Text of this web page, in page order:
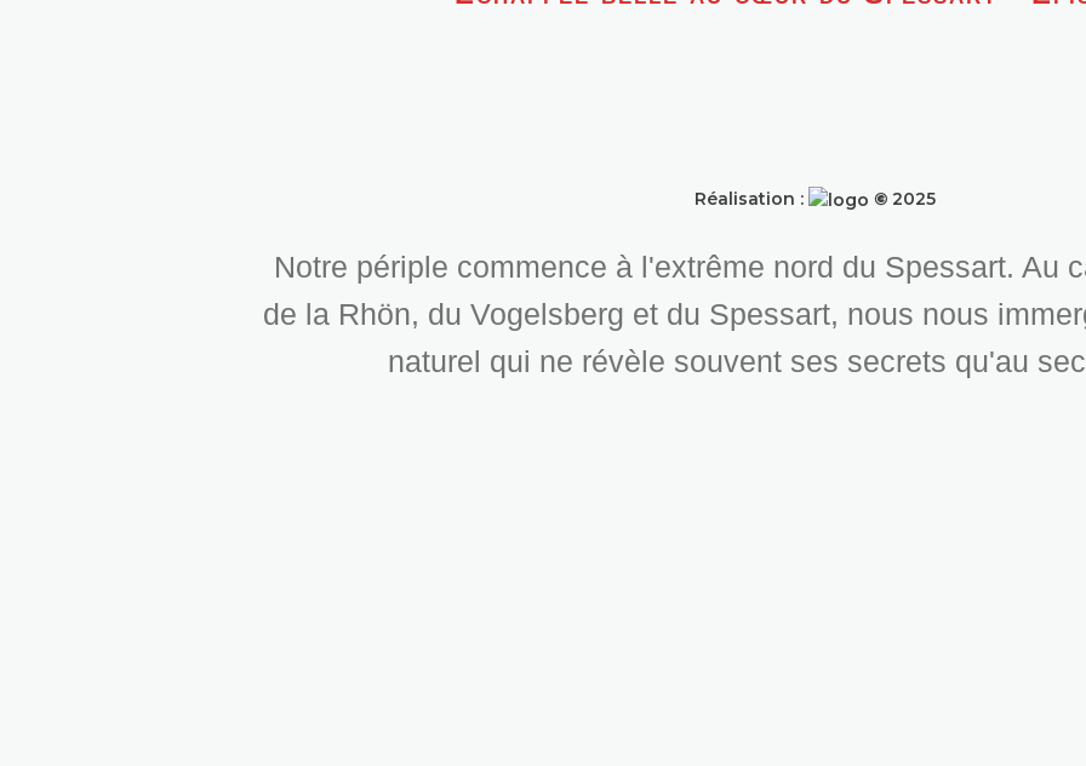
Réalisation : ©2025
Notre périple commence à l'extrême nord du Spessart. Au
de la Rhön, du Vogelsberg et du Spessart, nous nous
naturel qui ne révèle souvent ses secrets qu'au